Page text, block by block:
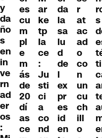
y
da
ño
s
en
in
ve
rn
ad
er
os
:
es
cu
m
pl
e
m
ás
de
20
dí
as
ce
ar
ke
tp
la
ce
:
Ju
sti
ci
a
co
nd
da
la
sa
lu
d
de
l
ex
pr
es
id
en
r
at
ac
ad
o
co
n
un
cu
ch
ill
o
s
ti